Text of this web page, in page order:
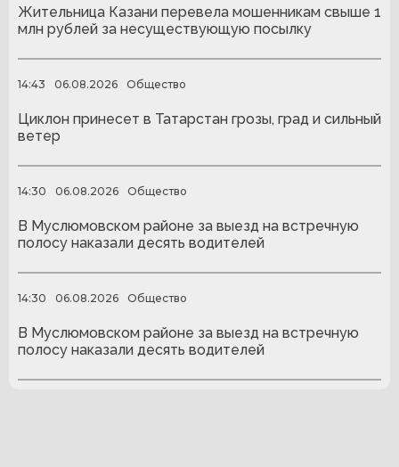
Жительница Казани перевела мошенникам свыше 1
млн рублей за несуществующую посылку
14:43 06.08.2026 Общество
Циклон принесет в Татарстан грозы, град и сильный
ветер
14:30 06.08.2026 Общество
В Муслюмовском районе за выезд на встречную
полосу наказали десять водителей
14:30 06.08.2026 Общество
В Муслюмовском районе за выезд на встречную
полосу наказали десять водителей